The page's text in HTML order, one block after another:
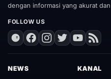
dengan informasi yang akurat
FOLLOW US
NEWS KANAL